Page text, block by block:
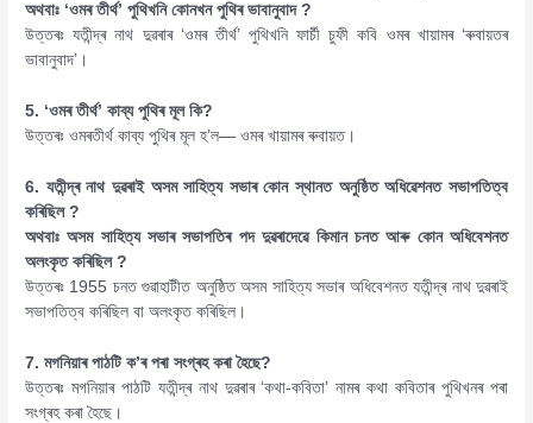
অথবাঃ ‘ওমৰ তীৰ্থ’ পুথিখনি কোনখন পুথিৰ ভাবানুবাদ ?
উত্তৰঃ যতীন্দ্ৰ নাথ দুৱৰাৰ ‘ওমৰ তীৰ্থ’ পুথিখনি ফাৰ্চী চুফী কবি ওমৰ খায়ামৰ ‘ৰুবায়তৰ
ভাবানুবাদ’।
5. ‘ওমৰ তীৰ্থ’ কাব্য পুথিৰ মূল কি?
উত্তৰঃ ওমৰতীৰ্থ কাব্য পুথিৰ মূল হ’ল— ওমৰ খায়ামৰ ৰুবায়ত।
6. যতীন্দ্ৰ নাথ দুৱৰাই অসম সাহিত্য সভাৰ কোন স্থানত অনুষ্ঠিত অধিৱেশনত সভাপতিত্ব
কৰিছিল ?
অথবাঃ অসম সাহিত্য সভাৰ সভাপতিৰ পদ দুৱৰাদেৱে কিমান চনত আৰু কোন অধিবেশনত
অলংকৃত কৰিছিল ?
উত্তৰঃ 1955 চনত গুৱাহাটীত অনুষ্ঠিত অসম সাহিত্য সভাৰ অধিবেশনত যতীন্দ্ৰ নাথ দুৱৰাই
সভাপতিত্ব কৰিছিল বা অলংকৃত কৰিছিল।
7. মগনিয়াৰ পাঠটি ক’ৰ পৰা সংগ্ৰহ কৰা হৈছে?
উত্তৰঃ মগনিয়াৰ পাঠটি যতীন্দ্ৰ নাথ দুৱৰাৰ ‘কথা-কবিতা’ নামৰ কথা কবিতাৰ পুথিখনৰ পৰা
সংগ্ৰহ কৰা হৈছে।